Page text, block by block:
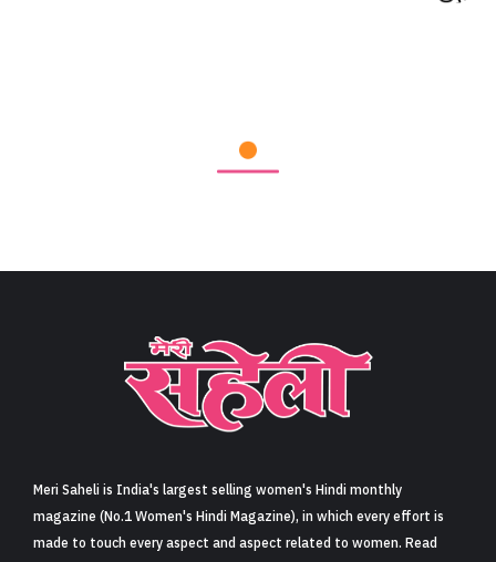
Meri Saheli is India's largest selling women's Hindi monthly
magazine (No.1 Women's Hindi Magazine), in which every effort is
made to touch every aspect and aspect related to women. Read